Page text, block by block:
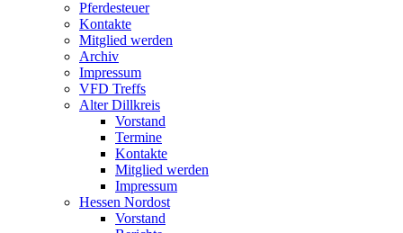
Pferdesteuer
Kontakte
Mitglied werden
Archiv
Impressum
VFD Treffs
Alter Dillkreis
Vorstand
Termine
Kontakte
Mitglied werden
Impressum
Hessen Nordost
Vorstand